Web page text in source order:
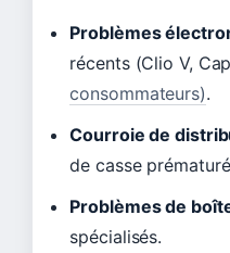
Problèmes
récents (Clio V,
consommateurs).
Courroie de
de casse
Problèmes de
spécialisés.